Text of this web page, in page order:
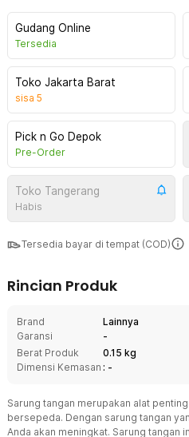
Gudang Online
Tersedia
Toko Jakarta Barat
sisa 5
Pick n Go Depok
Pre-Order
Toko Tangerang
Habis
Tersedia bayar di tempat (COD)
Rincian Produk
Brand
Lainnya
Garansi
-
Berat Produk
0.15 kg
Dimensi Kemasan : -
Sarung tangan merupakan alat
bersepeda. Dengan sarung tangan
Anda akan meningkat. Sarung tangan